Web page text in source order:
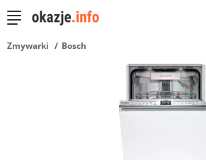
Zmywarki Bosch